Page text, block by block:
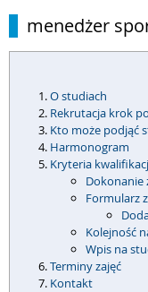
menedżer
O studiach
Rekrutacja krok
Kto może podjąć
Harmonogram
Kryteria
Dokonanie
Formularz
Kolejność
Wpis na
Terminy zajęć
Kontakt